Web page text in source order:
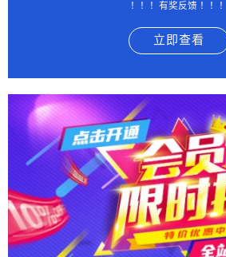
！！！有奖反馈 ！！！
立即查看